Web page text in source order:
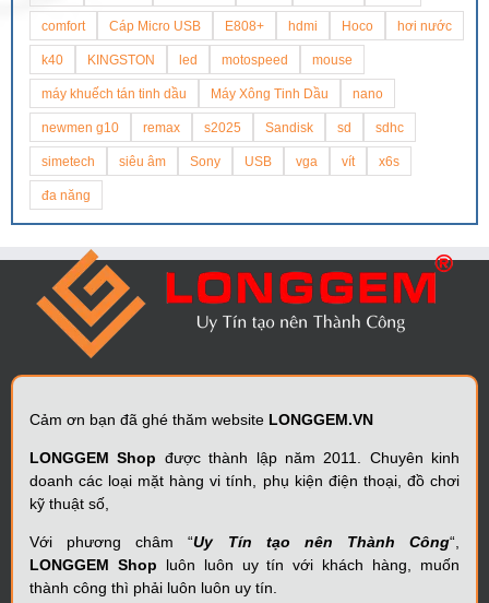
comfort Cáp Micro USB E808+ hdmi Hoco hơi nước
k40 KINGSTON led motospeed mouse
máy khuếch tán tinh dầu Máy Xông Tinh Dầu nano
newmen g10 remax s2025 Sandisk sd sdhc
simetech siêu âm Sony USB vga vít x6s
đa năng
Cảm ơn bạn đã ghé thăm website LONGGEM.VN
LONGGEM Shop được thành lập năm 2011. Chuyên kinh
doanh các loại mặt hàng vi tính, phụ kiện điện thoại, đồ chơi
kỹ thuật số,
Với phương châm “Uy Tín tạo nên Thành Công“,
LONGGEM Shop luôn luôn uy tín với khách hàng, muốn
thành công thì phải luôn luôn uy tín.